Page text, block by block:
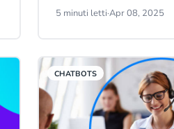
migliorare la
clienti con un
omnicanale e
5 minuti letti·Apr 08, 2025
CHATBOTS